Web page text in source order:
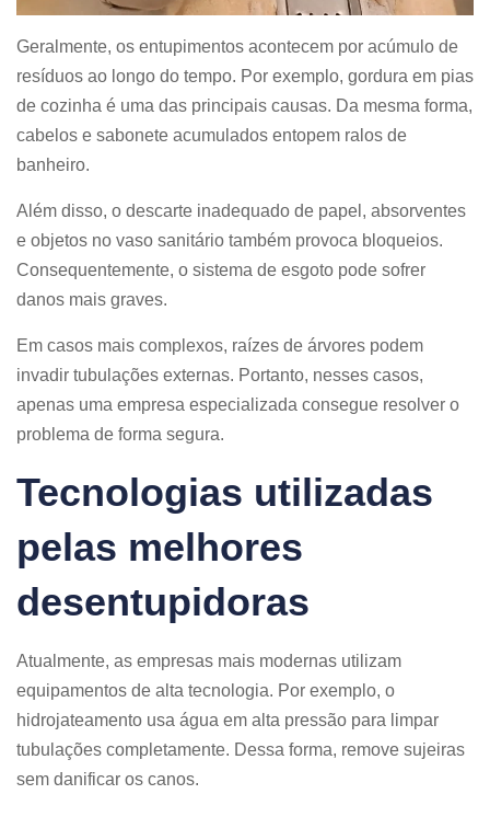
Geralmente, os entupimentos acontecem por acúmulo de
resíduos ao longo do tempo. Por exemplo, gordura em pias
de cozinha é uma das principais causas. Da mesma forma,
cabelos e sabonete acumulados entopem ralos de
banheiro.
Além disso, o descarte inadequado de papel, absorventes
e objetos no vaso sanitário também provoca bloqueios.
Consequentemente, o sistema de esgoto pode sofrer
danos mais graves.
Em casos mais complexos, raízes de árvores podem
invadir tubulações externas. Portanto, nesses casos,
apenas uma empresa especializada consegue resolver o
problema de forma segura.
Tecnologias utilizadas
pelas melhores
desentupidoras
Atualmente, as empresas mais modernas utilizam
equipamentos de alta tecnologia. Por exemplo, o
hidrojateamento usa água em alta pressão para limpar
tubulações completamente. Dessa forma, remove sujeiras
sem danificar os canos.